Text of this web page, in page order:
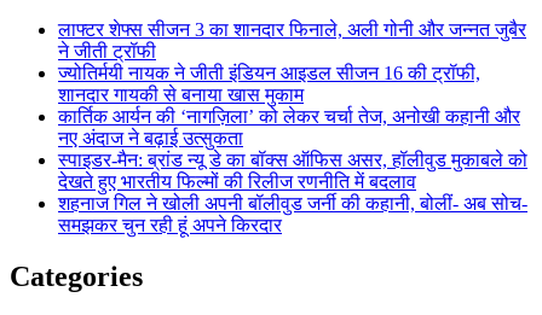
लाफ्टर शेफ्स सीजन 3 का शानदार फिनाले, अली गोनी और जन्नत जुबैर
ने जीती ट्रॉफी
ज्योतिर्मयी नायक ने जीती इंडियन आइडल सीजन 16 की ट्रॉफी,
शानदार गायकी से बनाया खास मुकाम
कार्तिक आर्यन की ‘नागज़िला’ को लेकर चर्चा तेज, अनोखी कहानी और
नए अंदाज ने बढ़ाई उत्सुकता
स्पाइडर-मैन: ब्रांड न्यू डे का बॉक्स ऑफिस असर, हॉलीवुड मुकाबले को
देखते हुए भारतीय फिल्मों की रिलीज रणनीति में बदलाव
शहनाज गिल ने खोली अपनी बॉलीवुड जर्नी की कहानी, बोलीं- अब सोच-
समझकर चुन रही हूं अपने किरदार
Categories